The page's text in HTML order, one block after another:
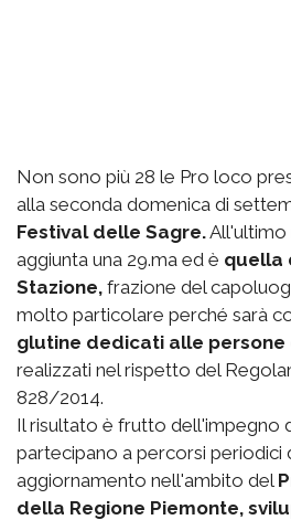
Non sono più 28 le Pro loco
alla seconda domenica di
Festival delle Sagre.All'ultimo
aggiunta una 29.ma ed è quella
Stazione, frazione del
molto particolare perché sarà
glutine dedicati alle persone
realizzati nel rispetto del
828/2014.
Il risultato è frutto dell'impegno
partecipano a percorsi periodici
aggiornamento nell'ambito del
della Regione Piemonte,